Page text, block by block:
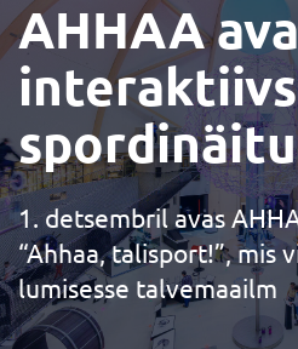
AHHAA
1. detsembril avas
“Ahhaa, talisport!”, mis
lumisesse talvemaailm